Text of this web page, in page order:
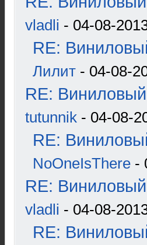
vladli - 04-08-
RE:
Лилит - 04-08-
RE: Виниловый
tutunnik - 04-08-
RE:
NoOneIsThere -
RE: Виниловый
vladli - 04-08-
RE: